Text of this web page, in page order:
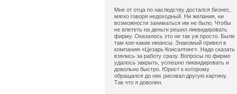
Мне от отца по наследству достался бизнес,
мягко говоря недоходный. Ни желания, ни
возможности заниматься им не было. Чтобы
не влететь на деньги решил ликвидировать
фирму. Оказалось это не так уж просто. Были
там кое-какие нюансы. Знакомый привел в
компанию «Цезарь Консалтинг». Надо сказать
взялись за работу сразу. Вопросы по фирме
удалось закрыть, успешно ликвидировать и
довольно быстро. Юрист к которому
обращался до них рисовал другую картину.
Так что я доволен.